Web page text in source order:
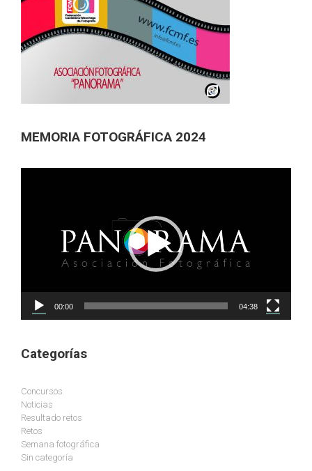
MEMORIA FOTOGRÁFICA 2024
00:00 04:38
Categorías
Concursos
Noticias
Resultado retos
Retos
Semana fotográfica
Sin categoría